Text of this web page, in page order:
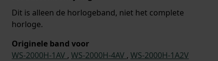
Dit is alleen de horlogeband, niet het complete
horloge.
Originele band voor
WS-2000H-1AV , WS-2000H-4AV , WS-2000H-1A2V